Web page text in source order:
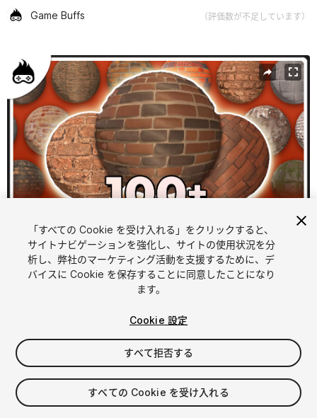
Game Buffs （評価数が不足しています）
現在のスライド：1 / 11
1/ 11
$39.99
消費税は決済時に計算されます
「すべての Cookie を受け入れる」をクリックすると、
サイトナビゲーションを強化し、サイトの使用状況を分
析し、弊社のマーケティング活動を支援するために、デ
バイスに Cookie を保存することに同意したことになり
ます。
Cookie 設定
すべて拒否する
すべての Cookie を受け入れる